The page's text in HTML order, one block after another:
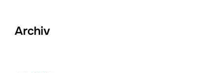
Archiv